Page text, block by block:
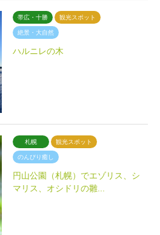
帯広・十勝 観光スポット
絶景・大自然
ハルニレの木
札幌 観光スポット
のんびり癒し
円山公園（札幌）でエゾリス、シ
マリス、オシドリの雛...